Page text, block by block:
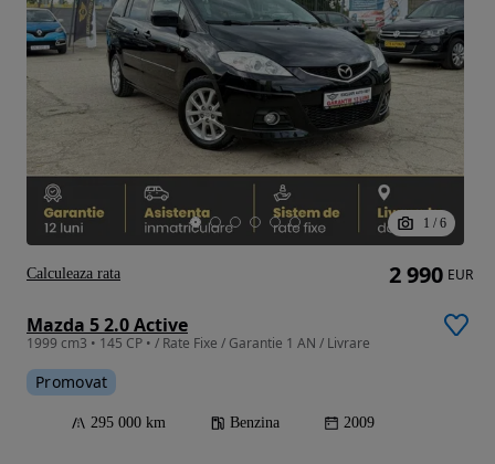
1 / 6
Mazda 5 2.0 Active
1999 cm3 • 145 CP • / Rate Fixe / Garantie 1 AN / Livrare
Promovat
295 000 km Benzina 2009
2 990 EUR
Calculeaza rata